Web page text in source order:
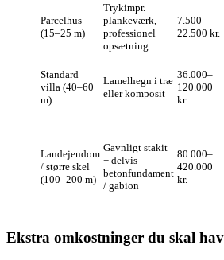
Parcelhus
(15–25 m)
Trykimpr.
plankeværk,
professionel
opsætning
7.500–
22.500 kr.
Standard
villa (40–60
m)
Lamelhegn i træ
eller komposit
36.000–
120.000
kr.
Landejendom
/ større skel
(100–200 m)
Gavnligt stakit
+ delvis
betonfundament
/ gabion
80.000–
420.000
kr.
Ekstra omkostninger du skal